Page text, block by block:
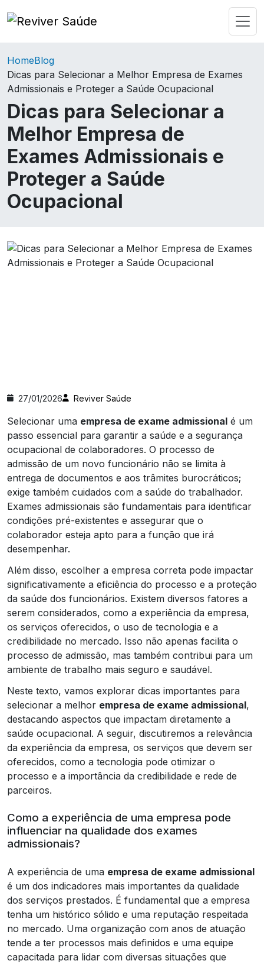
HomeBlog
Dicas para Selecionar a Melhor Empresa de Exames
Admissionais e Proteger a Saúde Ocupacional
Dicas para Selecionar a
Melhor Empresa de
Exames Admissionais e
Proteger a Saúde
Ocupacional
27/01/2026 Reviver Saúde
Selecionar uma empresa de exame admissional é um
passo essencial para garantir a saúde e a segurança
ocupacional de colaboradores. O processo de
admissão de um novo funcionário não se limita à
entrega de documentos e aos trâmites burocráticos;
exige também cuidados com a saúde do trabalhador.
Exames admissionais são fundamentais para identificar
condições pré-existentes e assegurar que o
colaborador esteja apto para a função que irá
desempenhar.
Além disso, escolher a empresa correta pode impactar
significativamente a eficiência do processo e a proteção
da saúde dos funcionários. Existem diversos fatores a
serem considerados, como a experiência da empresa,
os serviços oferecidos, o uso de tecnologia e a
credibilidade no mercado. Isso não apenas facilita o
processo de admissão, mas também contribui para um
ambiente de trabalho mais seguro e saudável.
Neste texto, vamos explorar dicas importantes para
selecionar a melhor empresa de exame admissional,
destacando aspectos que impactam diretamente a
saúde ocupacional. A seguir, discutiremos a relevância
da experiência da empresa, os serviços que devem ser
oferecidos, como a tecnologia pode otimizar o
processo e a importância da credibilidade e rede de
parceiros.
Como a experiência de uma empresa pode
influenciar na qualidade dos exames
admissionais?
A experiência de uma empresa de exame admissional
é um dos indicadores mais importantes da qualidade
dos serviços prestados. É fundamental que a empresa
tenha um histórico sólido e uma reputação respeitada
no mercado. Uma organização com anos de atuação
tende a ter processos mais definidos e uma equipe
capacitada para lidar com diversas situações que